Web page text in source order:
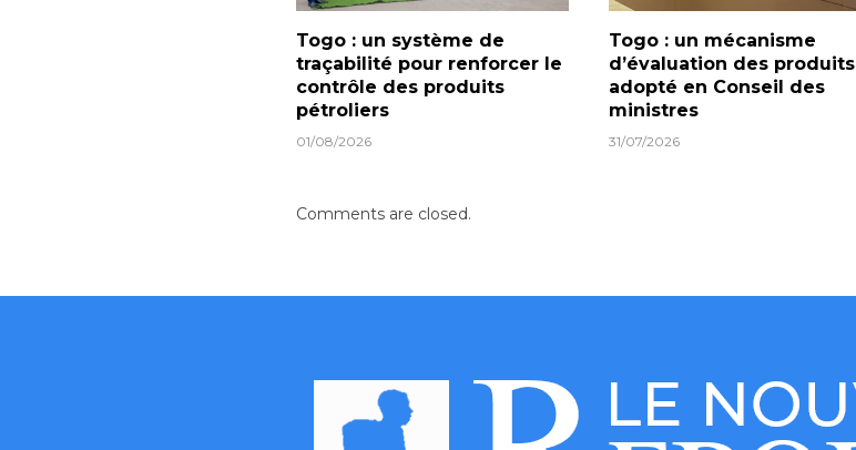
Togo : un système de
traçabilité pour renforcer le
contrôle des produits
pétroliers
01/08/2026
Togo : un mécanisme
d’évaluation des produits
adopté en Conseil des
ministres
31/07/2026
Comments are closed.